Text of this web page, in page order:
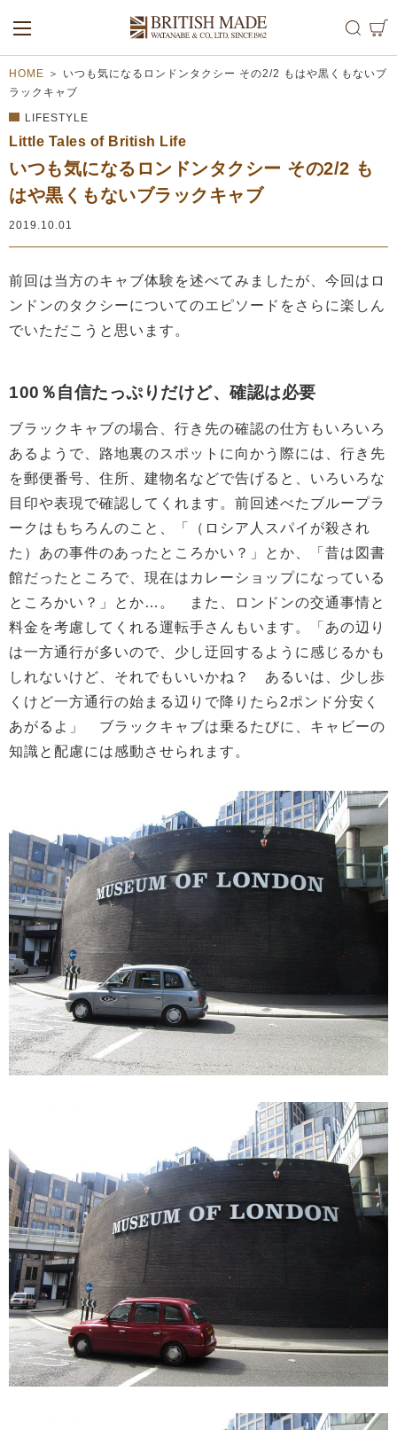
ALL MEN
WOMEN
HOME ＞ いつも気になるロンドンタクシー その2/2 もはや黒くもないブ
ラックキャブ
LIFESTYLE
Little Tales of British Life
いつも気になるロンドンタクシー その2/2 も
はや黒くもないブラックキャブ
2019.10.01
前回は当方のキャブ体験を述べてみましたが、今回はロ
ンドンのタクシーについてのエピソードをさらに楽しん
でいただこうと思います。
100％自信たっぷりだけど、確認は必要
ブラックキャブの場合、行き先の確認の仕方もいろいろ
あるようで、路地裏のスポットに向かう際には、行き先
を郵便番号、住所、建物名などで告げると、いろいろな
目印や表現で確認してくれます。前回述べたブループラ
ークはもちろんのこと、「（ロシア人スパイが殺され
た）あの事件のあったところかい？」とか、「昔は図書
館だったところで、現在はカレーショップになっている
ところかい？」とか…。 また、ロンドンの交通事情と
料金を考慮してくれる運転手さんもいます。「あの辺り
は一方通行が多いので、少し迂回するように感じるかも
しれないけど、それでもいいかね？ あるいは、少し歩
くけど一方通行の始まる辺りで降りたら2ポンド分安く
あがるよ」 ブラックキャブは乗るたびに、キャビーの
知識と配慮には感動させられます。